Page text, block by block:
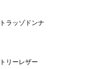
トラッゾドンナ
トリーレザー